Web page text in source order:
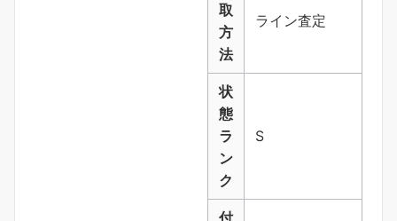
取
方
法
ライン査定
状
態
ラ
ン
ク
S